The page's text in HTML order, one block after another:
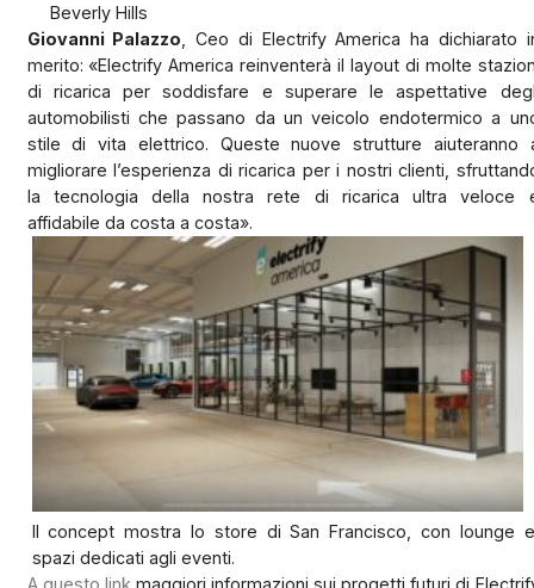
Beverly Hills
Giovanni Palazzo , Ceo di Electrify America ha dichiarato
merito: «Electrify America reinventerà il layout di molte
di ricarica per soddisfare e superare le aspettative
automobilisti che passano da un veicolo endotermico a
stile di vita elettrico. Queste nuove strutture aiuteranno
migliorare l’esperienza di ricarica per i nostri clienti,
la tecnologia della nostra rete di ricarica ultra veloce
affidabile da costa a costa».
Il concept mostra lo store di San Francisco, con lounge e
spazi dedicati agli eventi.
A questo link maggiori informazioni sui progetti futuri di